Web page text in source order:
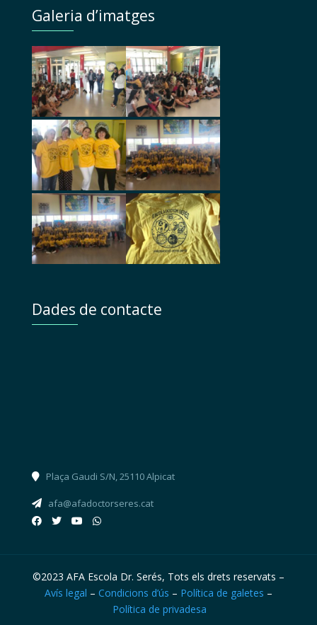
Galeria d’imatges
Dades de contacte
Plaça Gaudi S/N, 25110 Alpicat
afa@afadoctorseres.cat
©2023 AFA Escola Dr. Serés, Tots els drets reservats –
Avís legal – Condicions d’ús – Política de galetes –
Política de privadesa